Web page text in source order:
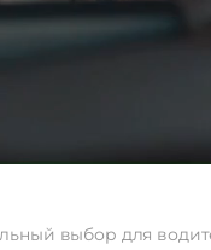
выбор для